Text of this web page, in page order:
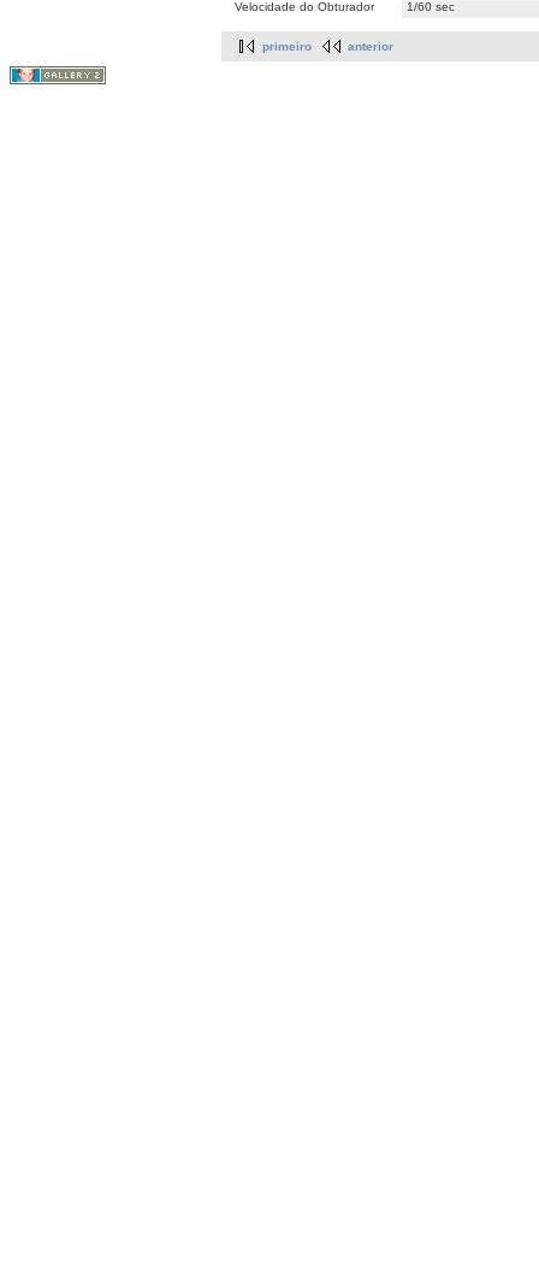
Velocidade do Obturador
1/60 sec
primeiro anterior